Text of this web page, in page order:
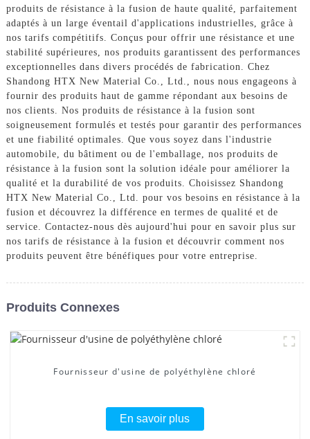
produits de résistance à la fusion de haute qualité, parfaitement
adaptés à un large éventail d'applications industrielles, grâce à
nos tarifs compétitifs. Conçus pour offrir une résistance et une
stabilité supérieures, nos produits garantissent des performances
exceptionnelles dans divers procédés de fabrication. Chez
Shandong HTX New Material Co., Ltd., nous nous engageons à
fournir des produits haut de gamme répondant aux besoins de
nos clients. Nos produits de résistance à la fusion sont
soigneusement formulés et testés pour garantir des performances
et une fiabilité optimales. Que vous soyez dans l'industrie
automobile, du bâtiment ou de l'emballage, nos produits de
résistance à la fusion sont la solution idéale pour améliorer la
qualité et la durabilité de vos produits. Choisissez Shandong
HTX New Material Co., Ltd. pour vos besoins en résistance à la
fusion et découvrez la différence en termes de qualité et de
service. Contactez-nous dès aujourd'hui pour en savoir plus sur
nos tarifs de résistance à la fusion et découvrir comment nos
produits peuvent être bénéfiques pour votre entreprise.
Produits Connexes
Fournisseur d'usine de polyéthylène chloré
En savoir plus